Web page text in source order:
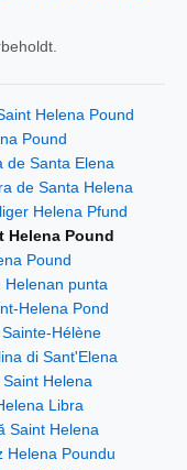
Helena Pound
Pound
de Santa Elena
de Santa Helena
Helena Pfund
Helena Pound
Pound
Helenan punta
Helena Pond
Hélène
di Sant'Elena
Helena
Libra
Saint Helena
Helena Poundu